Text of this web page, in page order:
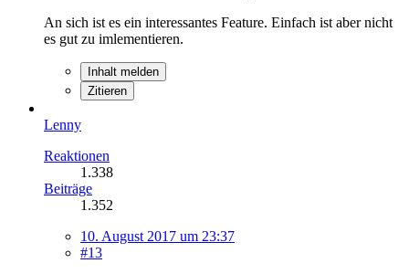
An sich ist es ein interessantes Feature. Einfach ist aber nicht
es gut zu imlementieren.
Inhalt melden
Zitieren
Lenny
Reaktionen
1.338
Beiträge
1.352
10. August 2017 um 23:37
#13